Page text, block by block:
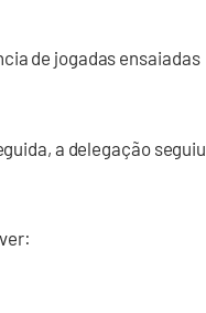
de jogadas ensaiadas
a delegação seguiu